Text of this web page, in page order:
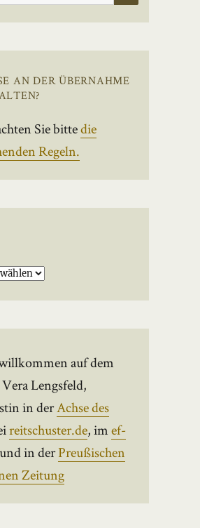
AN DER ÜBERNAHME
Sie bittedie
Regeln.
auf dem
Lengsfeld,
in derAchse des
reitschuster.de, imef-
und in derPreußischen
Zeitung